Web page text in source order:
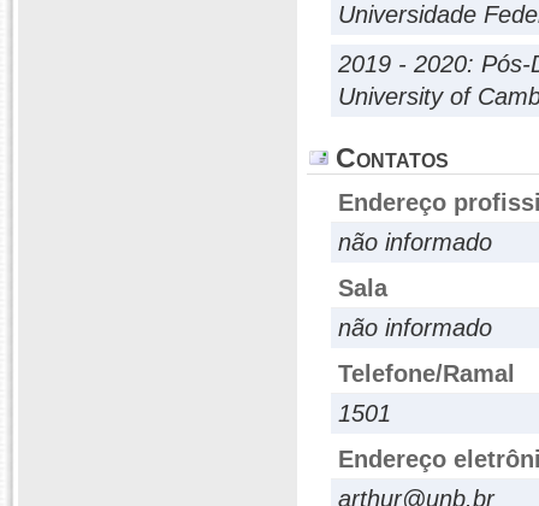
Universidade
2019 - 2020: Pós-
University of
Contatos
Endereço
não informado
Sala
não informado
Telefone/Ramal
1501
Endereço
arthur@unb.br